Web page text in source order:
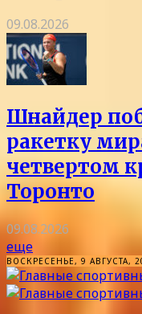
09.08.2026
Шнайдер
ракетку
четвертом
Торонто
09.08.2026
еще
ВОСКРЕСЕНЬЕ, 9 АВГУСТА,